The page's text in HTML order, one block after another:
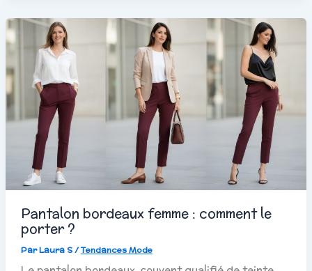
Pantalon bordeaux femme : comment le
porter ?
ParLaura S/Tendances Mode